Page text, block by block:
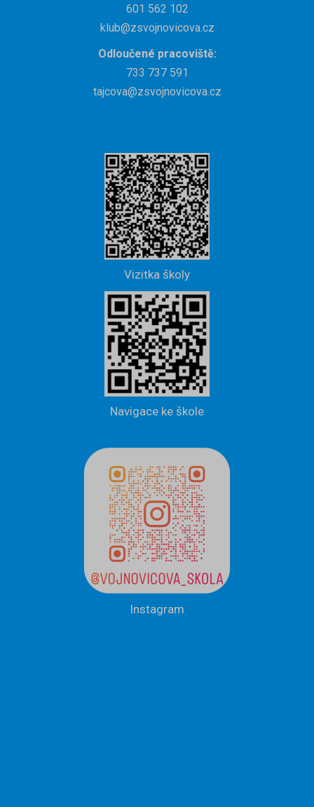
601 562 102
klub@zsvojnovicova.cz
Odloučené pracoviště:
733 737 591
tajcova@zsvojnovicova.cz
Vizitka školy
Navigace ke škole
Instagram